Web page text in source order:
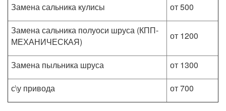
Замена сальника кулисы
от 500
Замена сальника полуоси шруса (КПП-
МЕХАНИЧЕСКАЯ)
от 1200
Замена пыльника шруса
от 1300
с\у привода
от 700